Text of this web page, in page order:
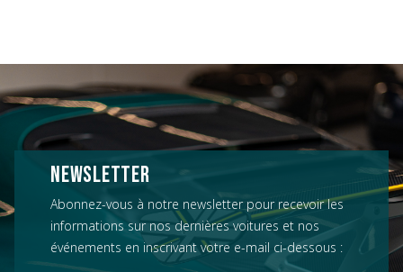
NEWSLETTER
Abonnez-vous à notre newsletter pour recevoir les
informations sur nos dernières voitures et nos
événements en inscrivant votre e-mail ci-dessous :